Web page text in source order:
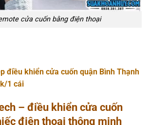
cửa cuốn bằng điện thoại
điều khiển cửa cuốn quận Bình Thạnh
1 cái
– điều khiển cửa cuốn
điện thoại thông minh